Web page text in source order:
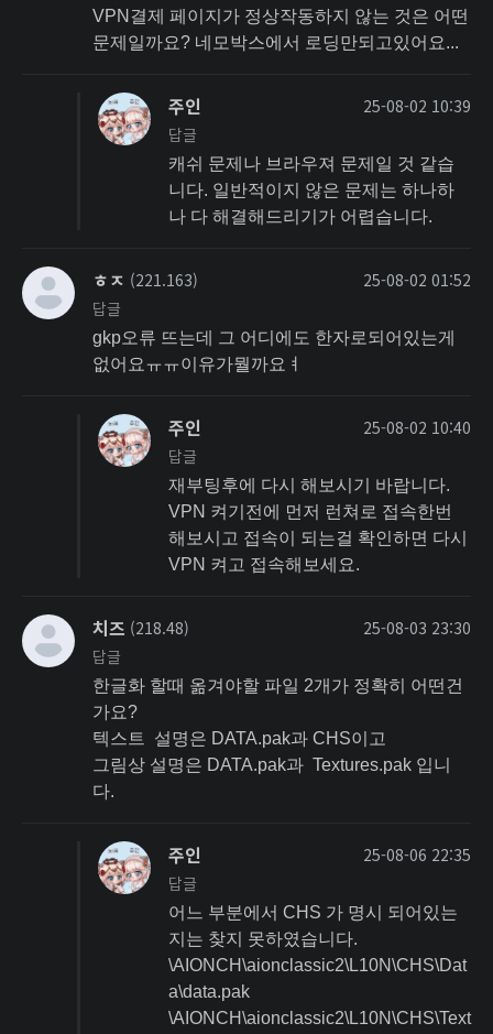
VPN결제 페이지가 정상작동하지 않는 것은 어떤
문제일까요? 네모박스에서 로딩만되고있어요...
주인
25-08-02 10:39
답글
캐쉬 문제나 브라우져 문제일 것 같습
니다. 일반적이지 않은 문제는 하나하
나 다 해결해드리기가 어렵습니다.
ㅎㅈ (221.163)
25-08-02 01:52
답글
gkp오류 뜨는데 그 어디에도 한자로되어있는게
없어요ㅠㅠ이유가뭘까요ㅕ
주인
25-08-02 10:40
답글
재부팅후에 다시 해보시기 바랍니다.
VPN 켜기전에 먼저 런쳐로 접속한번
해보시고 접속이 되는걸 확인하면 다시
VPN 켜고 접속해보세요.
치즈 (218.48)
25-08-03 23:30
답글
한글화 할때 옮겨야할 파일 2개가 정확히 어떤건
가요?
텍스트 설명은 DATA.pak과 CHS이고
그림상 설명은 DATA.pak과 Textures.pak 입니
다.
주인
25-08-06 22:35
답글
어느 부분에서 CHS 가 명시 되어있는
지는 찾지 못하였습니다.
\AIONCH\aionclassic2\L10N\CHS\Dat
a\data.pak
\AIONCH\aionclassic2\L10N\CHS\Text